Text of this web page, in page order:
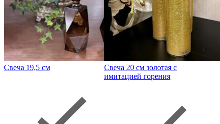
Свеча 19,5 см
Свеча 20 см золотая с
имитацией горения